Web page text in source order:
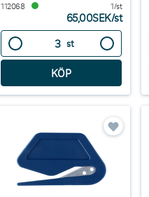
112068 1/st
65,00SEK/st
st